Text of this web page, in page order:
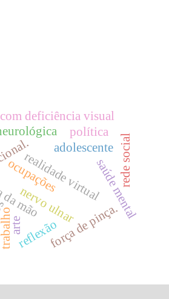
ocupações
nervo ulnar
mão
força de pinça.
adolescente
realidade virtualsaúde mental
trabalho
com deficiência visual
política
artereflexão
rede social